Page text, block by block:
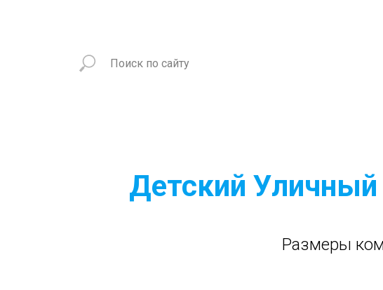
Детский
Размеры